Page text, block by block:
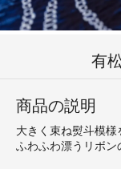
有
商品の説明
大きく束ね熨斗模様
ふわふわ漂うリボン